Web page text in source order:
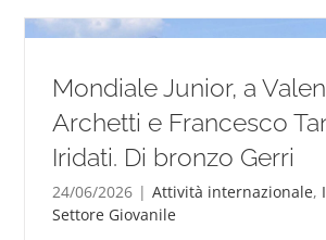
Mondiale Junior, a
Archetti e Francesco
Iridati. Di bronzo Gerri
24/06/2026 | Attività internazionale,
Settore Giovanile